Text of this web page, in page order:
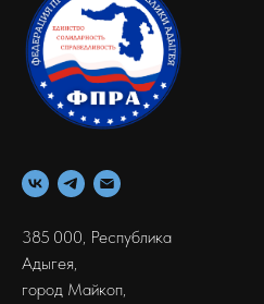
385 000, Республика
Адыгея,
город Майкоп,